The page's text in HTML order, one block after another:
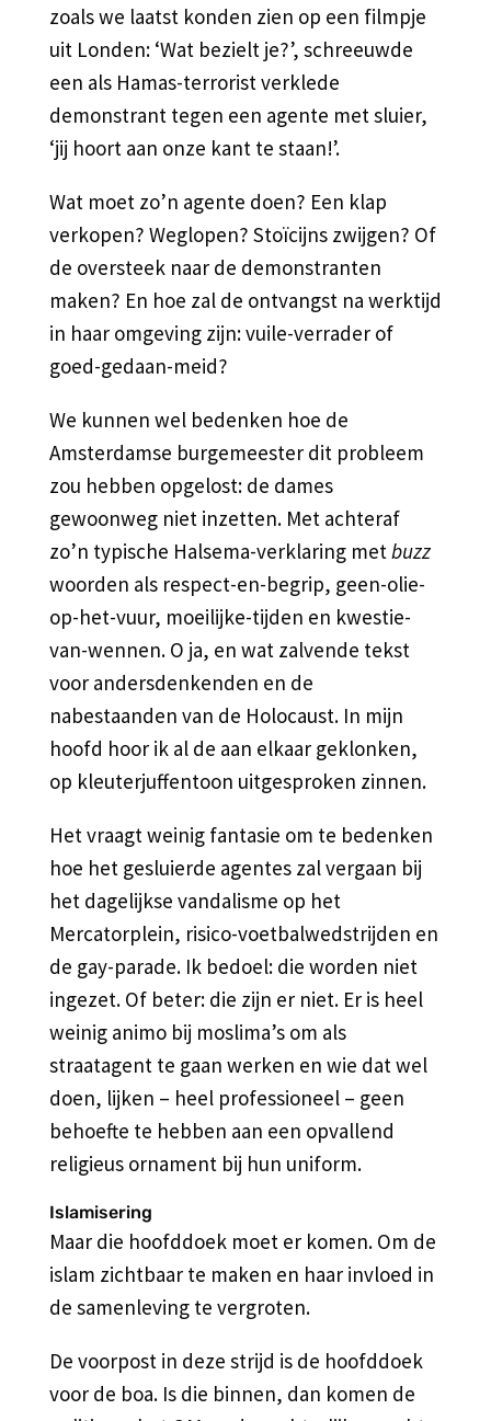
zoals we laatst konden zien op een filmpje
uit Londen: ‘Wat bezielt je?’, schreeuwde
een als Hamas-terrorist verklede
demonstrant tegen een agente met sluier,
‘jij hoort aan onze kant te staan!’.
Wat moet zo’n agente doen? Een klap
verkopen? Weglopen? Stoïcijns zwijgen? Of
de oversteek naar de demonstranten
maken? En hoe zal de ontvangst na werktijd
in haar omgeving zijn: vuile-verrader of
goed-gedaan-meid?
We kunnen wel bedenken hoe de
Amsterdamse burgemeester dit probleem
zou hebben opgelost: de dames
gewoonweg niet inzetten. Met achteraf
zo’n typische Halsema-verklaring met buzz
woorden als respect-en-begrip, geen-olie-
op-het-vuur, moeilijke-tijden en kwestie-
van-wennen. O ja, en wat zalvende tekst
voor andersdenkenden en de
nabestaanden van de Holocaust. In mijn
hoofd hoor ik al de aan elkaar geklonken,
op kleuterjuffentoon uitgesproken zinnen.
Het vraagt weinig fantasie om te bedenken
hoe het gesluierde agentes zal vergaan bij
het dagelijkse vandalisme op het
Mercatorplein, risico-voetbalwedstrijden en
de gay-parade. Ik bedoel: die worden niet
ingezet. Of beter: die zijn er niet. Er is heel
weinig animo bij moslima’s om als
straatagent te gaan werken en wie dat wel
doen, lijken – heel professioneel – geen
behoefte te hebben aan een opvallend
religieus ornament bij hun uniform.
Islamisering
Maar die hoofddoek moet er komen. Om de
islam zichtbaar te maken en haar invloed in
de samenleving te vergroten.
De voorpost in deze strijd is de hoofddoek
voor de boa. Is die binnen, dan komen de